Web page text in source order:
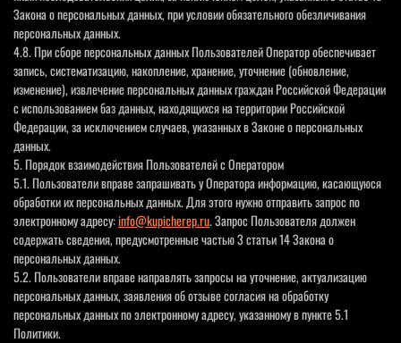
Закона о персональных данных, при условии обязательного обезличивания
персональных данных.
4.8. При сборе персональных данных Пользователей Оператор обеспечивает
запись, систематизацию, накопление, хранение, уточнение (обновление,
изменение), извлечение персональных данных граждан Российской Федерации
с использованием баз данных, находящихся на территории Российской
Федерации, за исключением случаев, указанных в Законе о персональных
данных.
5. Порядок взаимодействия Пользователей с Оператором
5.1. Пользователи вправе запрашивать у Оператора информацию, касающуюся
обработки их персональных данных. Для этого нужно отправить запрос по
электронному адресу:info@kupicherep.ru. Запрос Пользователя должен
содержать сведения, предусмотренные частью 3 статьи 14 Закона о
персональных данных.
5.2. Пользователи вправе направлять запросы на уточнение, актуализацию
персональных данных, заявления об отзыве согласия на обработку
персональных данных по электронному адресу, указанному в пункте 5.1
Политики.